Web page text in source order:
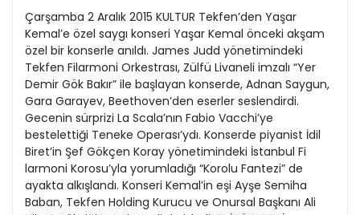
Evleniyoruz
Güney Dogu
Kitap Eki
Özel Ekler
Özel Okullar
Sevgililer Günü
Siyaset Eki
1991
1990
1989
1988
1987
1986
1985
19
20
21
22
23
24
25
26
11
12
13
14
15
16
17
Çarşamba 2 Aralık 2015 KULTUR Tekfen’den Yaşar
Kemal’e özel saygı konseri Yaşar Kemal önceki akşam
özel bir konserle anıldı. James Judd yönetimindeki
Tekfen Filarmoni Orkestrası, Zülfü Livaneli imzalı “Yer
Demir Gök Bakır” ile başlayan konserde, Adnan Saygun,
Gara Garayev, Beethoven’den eserler seslendirdi.
Gecenin sürprizi La Scala’nın Fabio Vacchi’ye
bestelettiği Teneke Operası’ydı. Konserde piyanist İdil
Biret’in Şef Gökçen Koray yönetimindeki İstanbul Fi
larmoni Korosu’yla yorumladığı “Korolu Fantezi” de
ayakta alkışlandı. Konseri Kemal’in eşi Ayşe Semiha
Baban, Tekfen Holding Kurucu ve Onursal Başkanı Ali